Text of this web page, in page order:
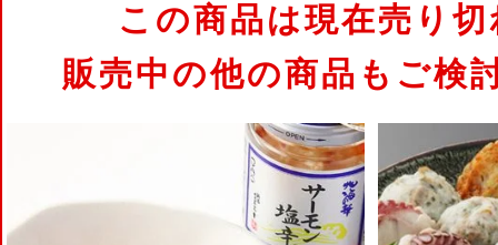
この商品は現在売り
販売中の他の商品もご検